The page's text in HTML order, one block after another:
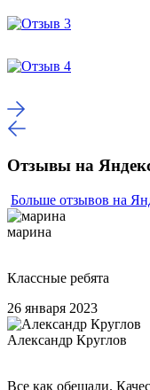
Отзывы на
Больше отзывов на
марина
Классные ребята
26 января 2023
Александр Круглов
Все как обещали.